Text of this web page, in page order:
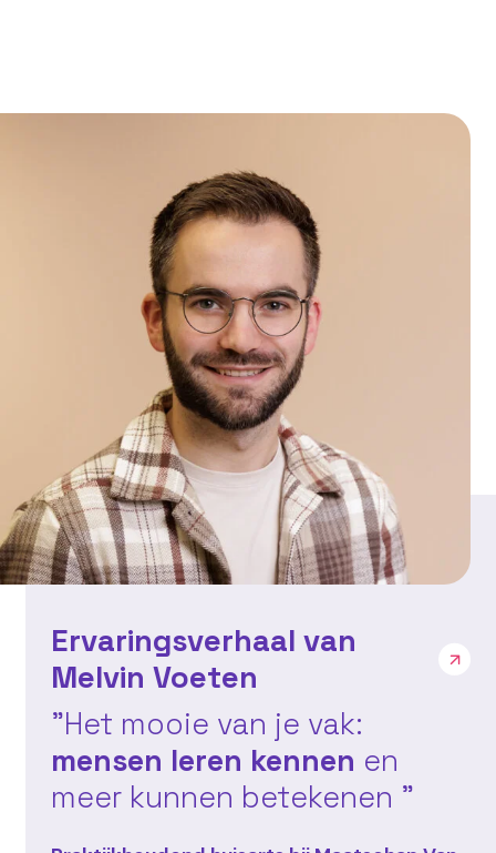
trajecten? Dan maken we graag
Ervaringsverhaal van
Melvin Voeten
"Het mooie van je vak:
mensen leren kennen en
meer kunnen betekenen "